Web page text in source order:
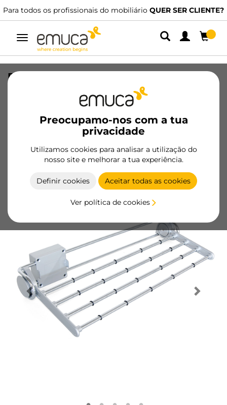
Para todos os profissionais do mobiliário QUER SER CLIENTE?
Alternar
navegação
Preocupamo-nos com a tua
privacidade
Utilizamos cookies para analisar a utilização do
nosso site e melhorar a tua experiência.
Definir cookies Aceitar todas as cookies
Ver política de cookies
Porta calças lateral extraível Self,
Pintado alumínio, Aço e Plástico
Ficha de produto